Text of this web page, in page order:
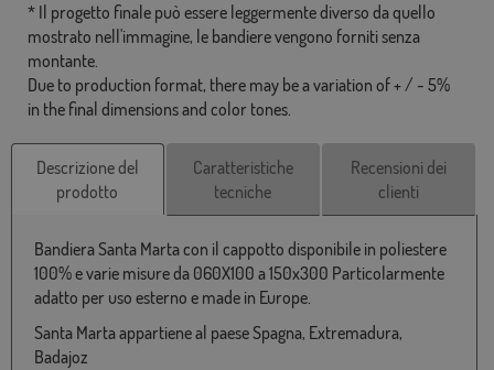
* Il progetto finale può essere leggermente diverso da quello
mostrato nell'immagine, le bandiere vengono forniti senza
montante.
Due to production format, there may be a variation of + / - 5%
in the final dimensions and color tones.
Descrizione del
prodotto
Caratteristiche
tecniche
Recensioni dei
clienti
Bandiera Santa Marta con il cappotto disponibile in poliestere
100% e varie misure da 060X100 a 150x300 Particolarmente
adatto per uso esterno e made in Europe.
Santa Marta appartiene al paese Spagna, Extremadura,
Badajoz